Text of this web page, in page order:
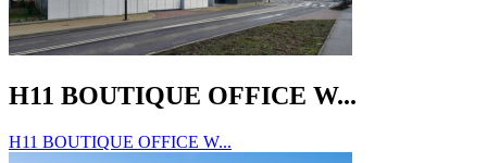
H11 BOUTIQUE OFFICE W...
H11 BOUTIQUE OFFICE W...